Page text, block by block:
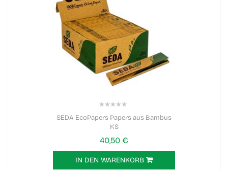
SEDA EcoPapers Papers aus Bambus
KS
40,50 €
IN DEN WARENKORB